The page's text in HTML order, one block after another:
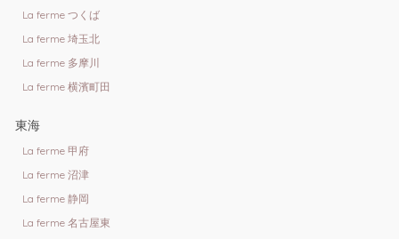
La ferme つくば
La ferme 埼玉北
La ferme 多摩川
La ferme 横濱町田
東海
La ferme 甲府
La ferme 沼津
La ferme 静岡
La ferme 名古屋東